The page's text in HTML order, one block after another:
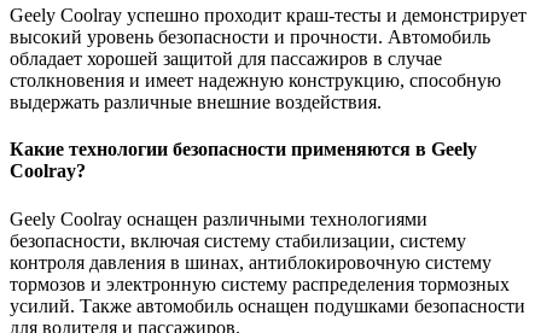
Geely Coolray успешно проходит краш-тесты и демонстрирует
высокий уровень безопасности и прочности. Автомобиль
обладает хорошей защитой для пассажиров в случае
столкновения и имеет надежную конструкцию, способную
выдержать различные внешние воздействия.
Какие технологии безопасности применяются в Geely
Coolray?
Geely Coolray оснащен различными технологиями
безопасности, включая систему стабилизации, систему
контроля давления в шинах, антиблокировочную систему
тормозов и электронную систему распределения тормозных
усилий. Также автомобиль оснащен подушками безопасности
для водителя и пассажиров.